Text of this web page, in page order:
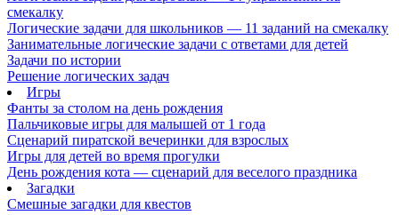
смекалку
Логические задачи для школьников — 11 заданий на смекалку
Занимательные логические задачи с ответами для детей
Задачи по истории
Решение логических задач
Игры
Фанты за столом на день рождения
Пальчиковые игры для малышей от 1 года
Сценарий пиратской вечеринки для взрослых
Игры для детей во время прогулки
День рождения кота — сценарий для веселого праздника
Загадки
Смешные загадки для квестов